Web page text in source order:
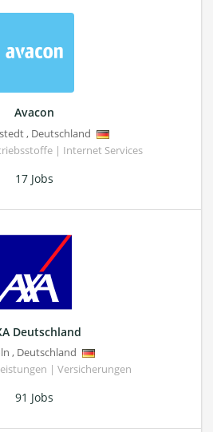
Avacon
, Deutschland
| Internet Services
17 Jobs
Deutschland
, Deutschland
| Versicherungen
91 Jobs